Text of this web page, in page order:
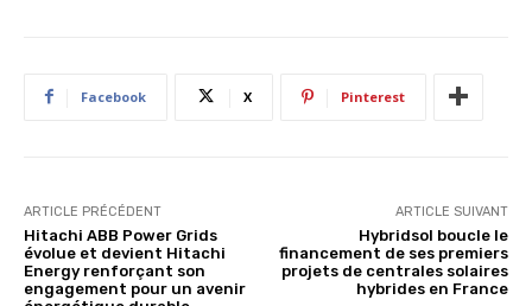
Facebook X Pinterest
ARTICLE PRÉCÉDENT
Hitachi ABB Power Grids
évolue et devient Hitachi
Energy renforçant son
engagement pour un avenir
ARTICLE SUIVANT
Hybridsol boucle le
financement de ses premiers
projets de centrales solaires
hybrides en France